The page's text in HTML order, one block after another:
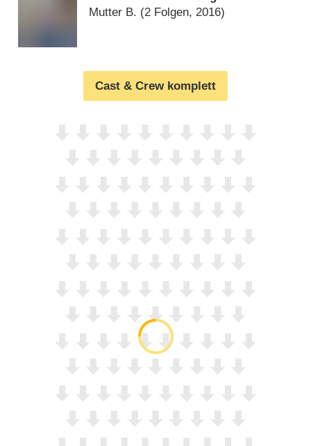
Mutter B. (2 Folgen, 2016)
Cast & Crew komplett